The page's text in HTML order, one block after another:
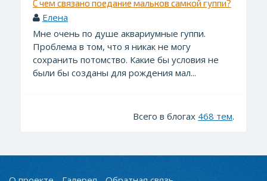
С чем связано поедание мальков самкой гуппи?
Елена
Мне очень по душе аквариумные гуппи.
Проблема в том, что я никак не могу
сохранить потомство. Какие бы условия не
были бы созданы для рождения мал...
Всего в блогах 468 тем.